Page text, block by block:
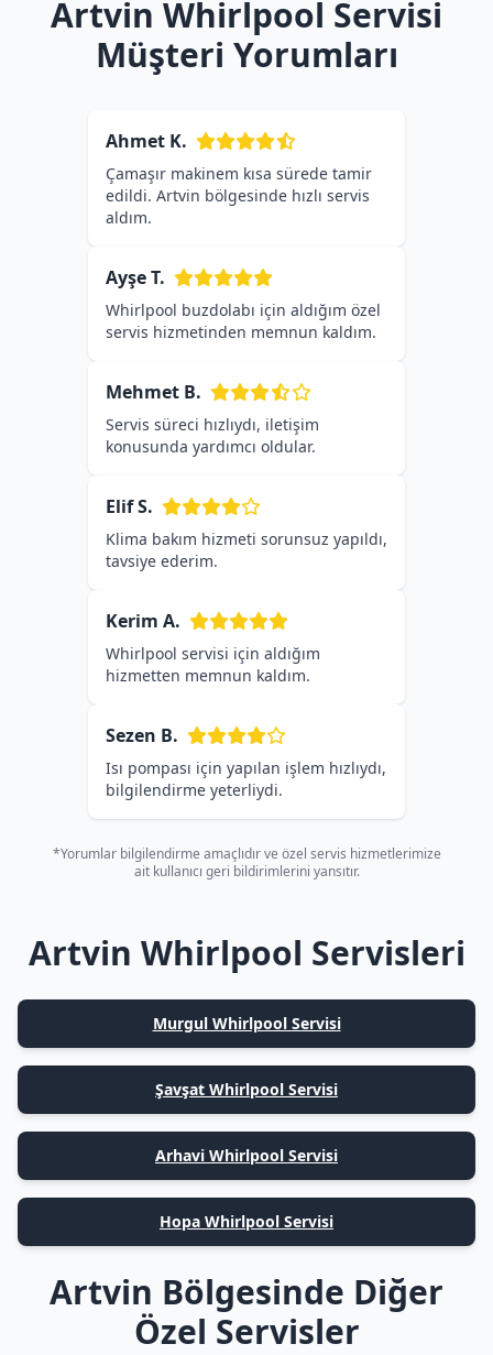
Artvin Whirlpool Servisi
Müşteri Yorumları
Ahmet K.
Çamaşır makinem kısa sürede tamir
edildi. Artvin bölgesinde hızlı servis
aldım.
Ayşe T.
Whirlpool buzdolabı için aldığım özel
servis hizmetinden memnun kaldım.
Mehmet B.
Servis süreci hızlıydı, iletişim
konusunda yardımcı oldular.
Elif S.
Klima bakım hizmeti sorunsuz yapıldı,
tavsiye ederim.
Kerim A.
Whirlpool servisi için aldığım
hizmetten memnun kaldım.
Sezen B.
Isı pompası için yapılan işlem hızlıydı,
bilgilendirme yeterliydi.
*Yorumlar bilgilendirme amaçlıdır ve özel servis hizmetlerimize
ait kullanıcı geri bildirimlerini yansıtır.
Artvin Whirlpool Servisleri
Murgul Whirlpool Servisi
Şavşat Whirlpool Servisi
Arhavi Whirlpool Servisi
Hopa Whirlpool Servisi
Artvin Bölgesinde Diğer
Özel Servisler